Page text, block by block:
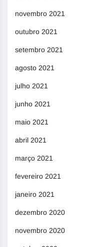
novembro 2021
outubro 2021
setembro 2021
agosto 2021
julho 2021
junho 2021
maio 2021
abril 2021
março 2021
fevereiro 2021
janeiro 2021
dezembro 2020
novembro 2020